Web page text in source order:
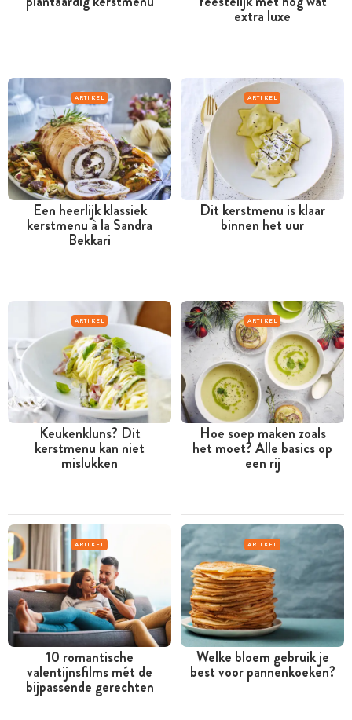
extra luxe
ARTIKEL
Een heerlijk klassiek
kerstmenu à la Sandra
Bekkari
ARTIKEL
Dit kerstmenu is klaar
binnen het uur
ARTIKEL
Keukenkluns? Dit
kerstmenu kan niet
mislukken
ARTIKEL
Hoe soep maken zoals
het moet? Alle basics op
een rij
ARTIKEL
10 romantische
valentijnsfilms mét de
bijpassende gerechten
ARTIKEL
Welke bloem gebruik je
best voor pannenkoeken?